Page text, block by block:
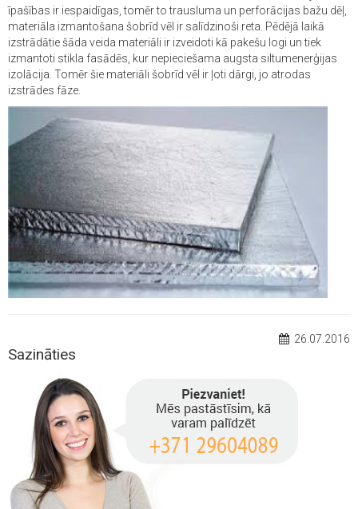
īpašības ir iespaidīgas, tomēr to trausluma un perforācijas bažu dēļ,
materiāla izmantošana šobrīd vēl ir salīdzinoši reta. Pēdējā laikā
izstrādātie šāda veida materiāli ir izveidoti kā pakešu logi un tiek
izmantoti stikla fasādēs, kur nepieciešama augsta siltumenerģijas
izolācija. Tomēr šie materiāli šobrīd vēl ir ļoti dārgi, jo atrodas
izstrādes fāze.
26.07.2016
Sazināties